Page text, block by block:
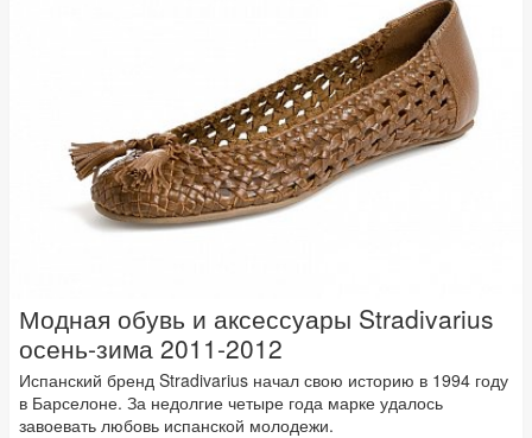
Модная обувь и аксессуары Stradivarius
осень-зима 2011-2012
Испанский бренд Stradivarius начал свою историю в 1994 году
в Барселоне. За недолгие четыре года марке удалось
завоевать любовь испанской молодежи.